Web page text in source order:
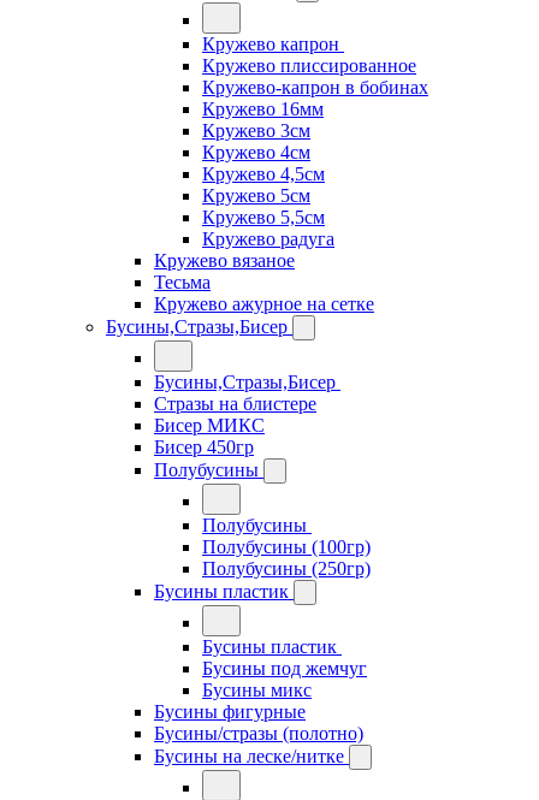
Кружево капрон
Кружево плиссированное
Кружево-капрон в бобинах
Кружево 16мм
Кружево 3см
Кружево 4см
Кружево 4,5см
Кружево 5см
Кружево 5,5см
Кружево радуга
Кружево вязаное
Тесьма
Кружево ажурное на сетке
Бусины,Стразы,Бисер
Бусины,Стразы,Бисер
Стразы на блистере
Бисер МИКС
Бисер 450гр
Полубусины
Полубусины
Полубусины (100гр)
Полубусины (250гр)
Бусины пластик
Бусины пластик
Бусины под жемчуг
Бусины микс
Бусины фигурные
Бусины/стразы (полотно)
Бусины на леске/нитке